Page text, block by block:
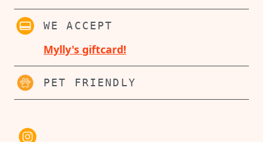
WE ACCEPT
Mylly's giftcard!
PET FRIENDLY